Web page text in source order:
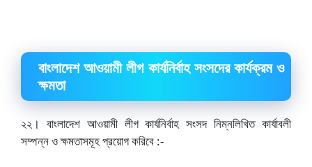
বাংলাদেশ আওয়ামী লীগ কার্যনির্বাহ সংসদের কার্যক্রম ও
ক্ষমতা
২২। বাংলাদেশ আওয়ামী লীগ কার্যনির্বাহ সংসদ নিম্নলিখিত কার্যাবলী
সম্পন্ন ও ক্ষমতাসমূহ প্রয়োগ করিবে :-